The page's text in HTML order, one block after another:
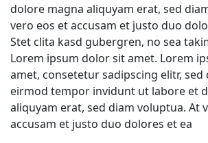
dolore magna aliquyam erat, sed
vero eos et accusam et justo duo
Stet clita kasd gubergren, no sea
Lorem ipsum dolor sit amet. Lorem
amet, consetetur sadipscing elitr,
eirmod tempor invidunt ut labore et
aliquyam erat, sed diam voluptua. At
accusam et justo duo dolores et ea